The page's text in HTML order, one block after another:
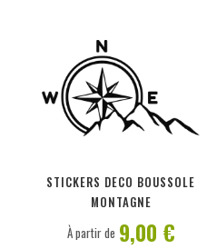
STICKERS DECO BOUSSOLE
MONTAGNE
À partir de 9,00 €